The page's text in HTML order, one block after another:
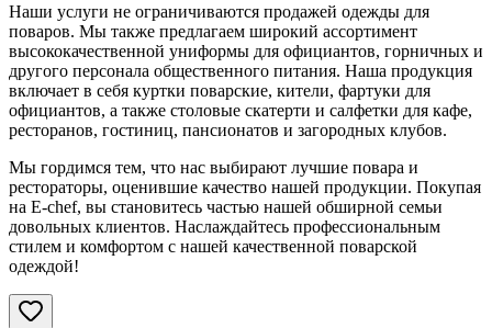
Наши услуги не ограничиваются продажей одежды для
поваров. Мы также предлагаем широкий ассортимент
высококачественной униформы для официантов, горничных и
другого персонала общественного питания. Наша продукция
включает в себя куртки поварские, кители, фартуки для
официантов, а также столовые скатерти и салфетки для кафе,
ресторанов, гостиниц, пансионатов и загородных клубов.
Мы гордимся тем, что нас выбирают лучшие повара и
рестораторы, оценившие качество нашей продукции. Покупая
на E-chef, вы становитесь частью нашей обширной семьи
довольных клиентов. Наслаждайтесь профессиональным
стилем и комфортом с нашей качественной поварской
одеждой!